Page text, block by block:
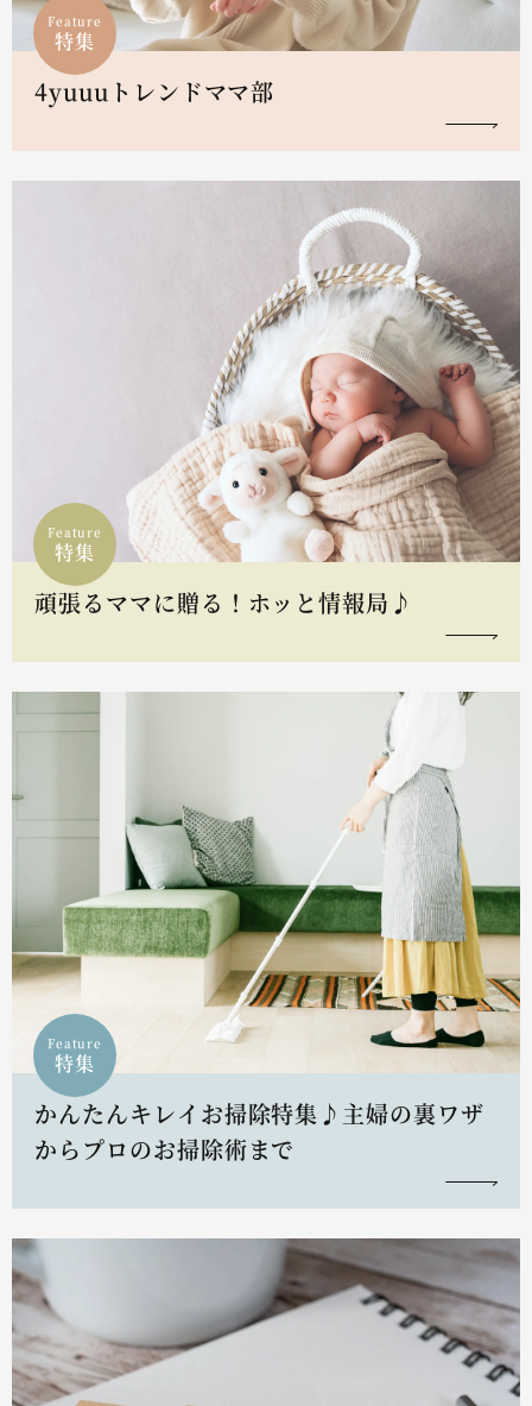
Feature
特集
4yuuuトレンドママ部
Feature
特集
頑張るママに贈る！ホッと情報局♪
Feature
特集
かんたんキレイお掃除特集♪主婦の裏ワザ
からプロのお掃除術まで